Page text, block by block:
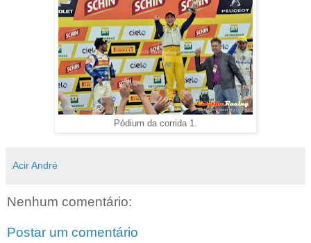
Pódium da corrida 1.
Acir André
Nenhum comentário:
Postar um comentário